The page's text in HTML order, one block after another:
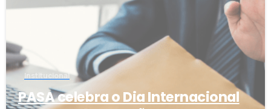
Institucional
PASA celebra o Dia Internacional